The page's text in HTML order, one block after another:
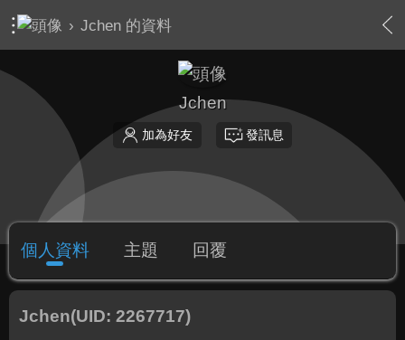
› Jchen 的資料
Jchen
加為好友 發訊息
個人資料 主題 回覆
Jchen(UID: 2267717)